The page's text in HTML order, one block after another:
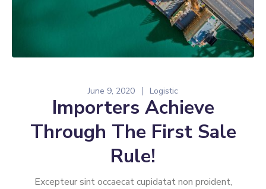
June 9, 2020 Logistic
Importers Achieve
Through The First Sale
Rule!
Excepteur sint occaecat cupidatat non proident,